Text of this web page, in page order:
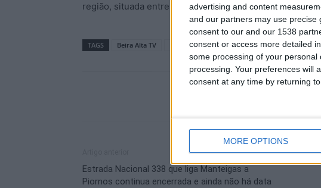
advertising and content
and our partners may use precise
consent to our and our 1538
consent or access more detailed
some processing of your
processing. Your preferences will
consent at any time by returning
MORE OPTIONS
região, situada entre o vale do Douro e a Serra da
TAGS Beira Alta TV Feira do Fumeiro fumeiro Trancoso
Estrada Nacional 338 que liga Manteigas a
Piornos continua encerrada e ainda não há data